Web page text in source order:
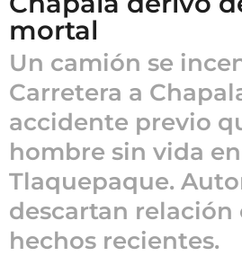
s
a
g
o
m
e
s
e
s
a
mortal
Un camión se
Carretera a
accidente previo
hombre sin vida en
Tlaquepaque.
descartan relación
hechos recientes.